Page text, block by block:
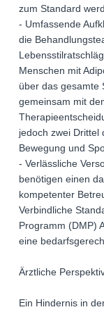
zum Standard
- Umfassende
die
Menschen mit
über das gesamte
gemeinsam mit
jedoch zwei Drittel
Bewegung und
- Verlässliche
benötigen einen
kompetenter
Verbindliche
Programm (DMP)
eine
Ärztliche
Ein Hindernis in